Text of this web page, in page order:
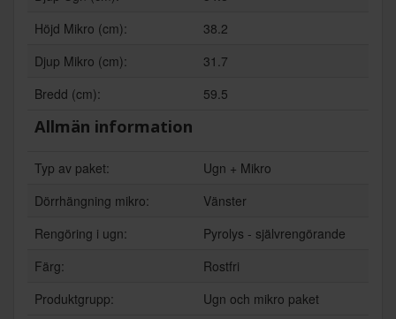
Höjd Mikro (cm):
38.2
Djup Mikro (cm):
31.7
Bredd (cm):
59.5
Allmän information
Typ av paket:
Ugn + Mikro
Dörrhängning mikro:
Vänster
Rengöring i ugn:
Pyrolys - självrengörande
Färg:
Rostfri
Produktgrupp:
Ugn och mikro paket